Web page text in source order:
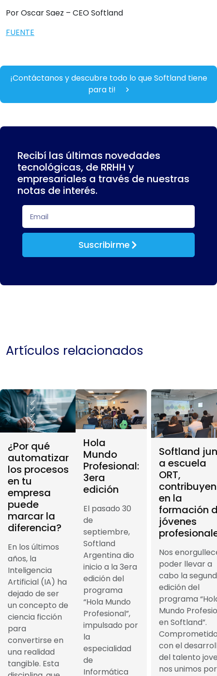
Por Oscar Saez – CEO Softland
FUENTE
¡Contáctanos y descubre todo lo que Softland tiene
para ti!
Recibí las últimas novedades
tecnológicas, de RRHH y
empresariales a través de nuestras
notas de interés.
Suscribirme
Artículos relacionados
¿Por qué
automatizar
los procesos
en tu
empresa
puede
marcar la
diferencia?
En los últimos
años, la
Inteligencia
Artificial (IA) ha
dejado de ser
un concepto de
ciencia ficción
para
convertirse en
una realidad
tangible. Esta
Hola
Mundo
Profesional:
3era
edición
El pasado 30
de
septiembre,
Softland
Argentina dio
inicio a la 3era
edición del
programa
“Hola Mundo
Profesional”,
impulsado por
la
especialidad
de
Informática
Softland
a escuela
ORT,
en la
formación
jóvenes
Nos
poder llevar a
cabo la
edición del
programa
Mundo
en Softland”.
con el
del talento
nos unimos por